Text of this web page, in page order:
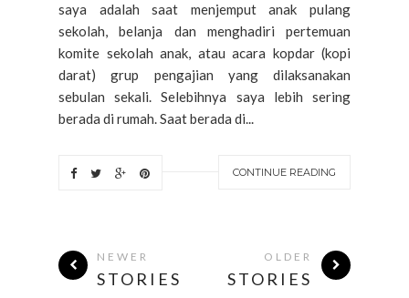
saya adalah saat menjemput anak pulang
sekolah, belanja dan menghadiri pertemuan
komite sekolah anak, atau acara kopdar (kopi
darat) grup pengajian yang dilaksanakan
sebulan sekali. Selebihnya saya lebih sering
berada di rumah. Saat berada di...
CONTINUE READING
NEWER
STORIES
OLDER
STORIES